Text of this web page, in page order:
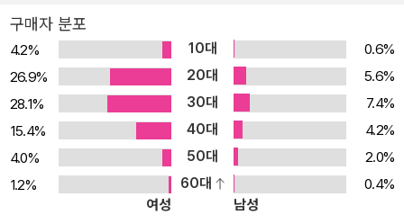
도가 수용소의 참혹한 현실을 아들에게 게임인 것처럼 포장했듯이.
엠마 도노휴는 놀라운 상상력으로 작은 방에서 태어나 그 방에서만
자라난 다섯 살 소년의 정신세계와 일상을 그려낸다. 아카데미 여우
주연상, 골든글로브 여우주연상! 전 세계 영화제 102개 부문 노미네
이트, 영화 〈룸〉 원작 소설! 열아홉 살에 납치되어 7년간 가로세로 3.
5미터의 작은 방에 갇혀 사는 엄마, 그녀에게는 아들 잭이 지옥 같은
현실에서 유일한 삶의 희망이자 구원이었다. 갇힌 방을 세상의 전부
로 알고 방의 모든 것을 친구로 여기는 다섯 살 소년 잭, 그에겐 엄마
구매자 분포
4.2% 10대
0.6%
26.9%
20대
5.6%
28.1%
30대
7.4%
15.4%
40대
4.2%
4.0%
50대
2.0%
1.2%
60대
0.4%
여성
남성